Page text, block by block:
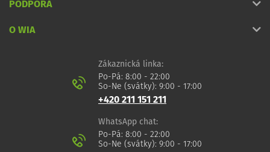
PODPORA
O WIA
Zákaznická linka:
Po-Pá: 8:00 - 22:00
So-Ne (svátky): 9:00 - 17:00
+420 211 151 211
WhatsApp chat:
Po-Pá: 8:00 - 22:00
So-Ne (svátky): 9:00 - 17:00